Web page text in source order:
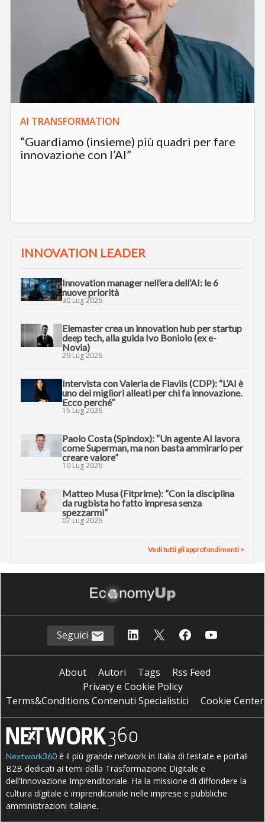
AI TRANSFORMATION
“Guardiamo (insieme) più quadri per fare
innovazione con l’AI”
INNOVATION LEADER
Innovation manager nell’era dell’AI: le 6
nuove priorità
30 Lug 2026
Elemaster crea un innovation hub per startup
deep tech, alla guida Ivo Boniolo (ex e-
Novia)
29 Lug 2026
Intervista con Valeria de Flaviis (CDP): “L’AI è
uno dei migliori alleati per chi fa innovazione.
Ecco perché”
15 Lug 2026
Paolo Costa (Spindox): “Un agente AI lavora
come Superman, ma non basta ammirarlo per
creare valore”
10 Lug 2026
Matteo Musa (Fitprime): “Con la disciplina
da rugbista ho fatto impresa senza
spezzarmi”
07 Lug 2026
Vedi tutti gli approfondimenti >
Seguici
About Autori Tags
Rss Feed
Privacy e Cookie Policy
Terms&Conditions Contenuti Specialistici
Cookie Center
Nextwork360 è il più grande network in Italia di testate e portali
B2B dedicati ai temi della Trasformazione Digitale e
dell’Innovazione Imprenditoriale. Ha la missione di diffondere la
cultura digitale e imprenditoriale nelle imprese e pubbliche
amministrazioni italiane.